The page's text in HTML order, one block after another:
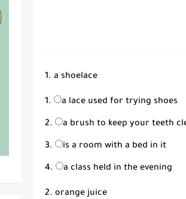
1. a shoelace
a lace used for trying shoes
a brush to keep your teeth
is a room with a bed in it
a class held in the evening
2. orange juice